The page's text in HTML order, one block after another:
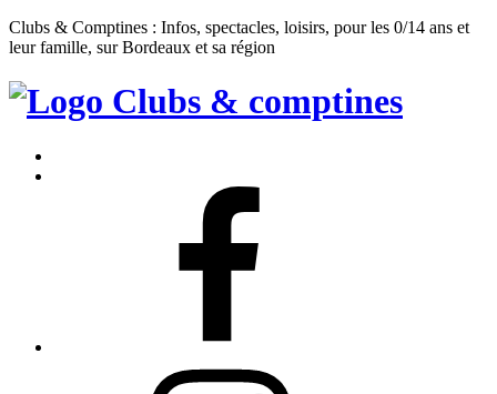
Clubs & Comptines : Infos, spectacles, loisirs, pour les 0/14 ans et
leur famille, sur Bordeaux et sa région
Clubs
Comptines